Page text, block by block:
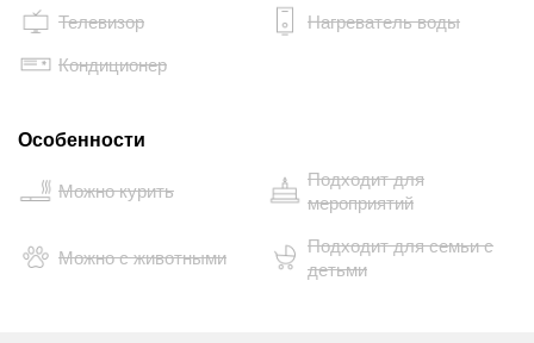
Телевизор
Нагреватель воды
Кондиционер
Особенности
Можно курить
Подходит для
мероприятий
Можно с животными
Подходит для семьи с
детьми